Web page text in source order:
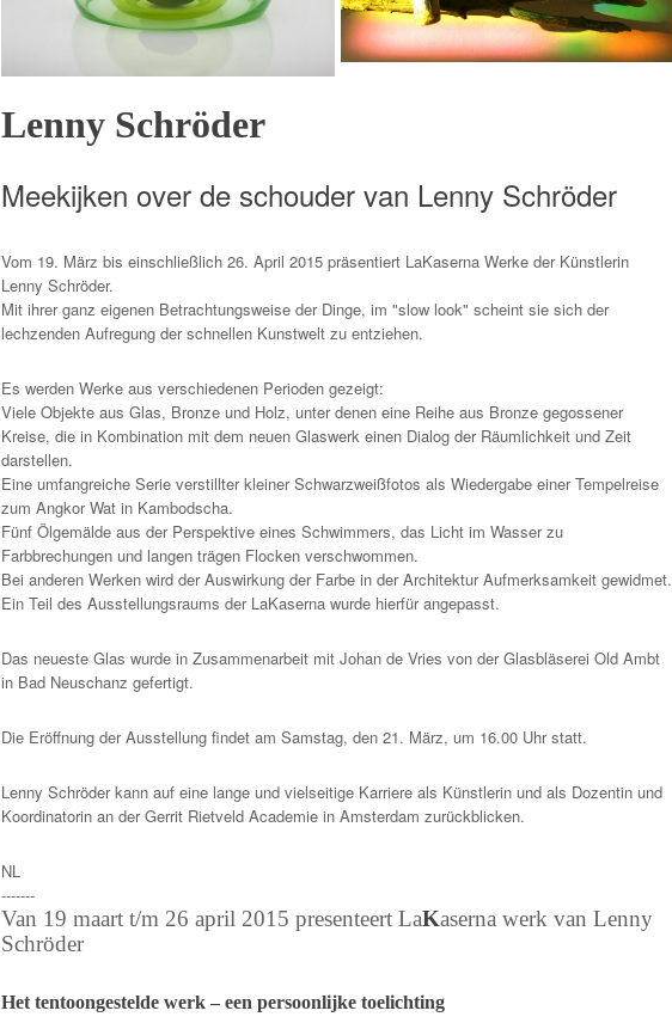
Lenny Schröder
Meekijken over de schouder van Lenny Schröder
Vom 19. März bis einschließlich 26. April 2015 präsentiert LaKaserna Werke der Künstlerin
Lenny Schröder.
Mit ihrer ganz eigenen Betrachtungsweise der Dinge, im "slow look" scheint sie sich der
lechzenden Aufregung der schnellen Kunstwelt zu entziehen.
Es werden Werke aus verschiedenen Perioden gezeigt:
Viele Objekte aus Glas, Bronze und Holz, unter denen eine Reihe aus Bronze gegossener
Kreise, die in Kombination mit dem neuen Glaswerk einen Dialog der Räumlichkeit und Zeit
darstellen.
Eine umfangreiche Serie verstillter kleiner Schwarzweißfotos als Wiedergabe einer Tempelreise
zum Angkor Wat in Kambodscha.
Fünf Ölgemälde aus der Perspektive eines Schwimmers, das Licht im Wasser zu
Farbbrechungen und langen trägen Flocken verschwommen.
Bei anderen Werken wird der Auswirkung der Farbe in der Architektur Aufmerksamkeit gewidmet.
Ein Teil des Ausstellungsraums der LaKaserna wurde hierfür angepasst.
Das neueste Glas wurde in Zusammenarbeit mit Johan de Vries von der Glasbläserei Old Ambt
in Bad Neuschanz gefertigt.
Die Eröffnung der Ausstellung findet am Samstag, den 21. März, um 16.00 Uhr statt.
Lenny Schröder kann auf eine lange und vielseitige Karriere als Künstlerin und als Dozentin und
Koordinatorin an der Gerrit Rietveld Academie in Amsterdam zurückblicken.
NL
-------
Van 19 maart t/m 26 april 2015 presenteert LaKaserna werk van Lenny
Schröder
Het tentoongestelde werk – een persoonlijke toelichting